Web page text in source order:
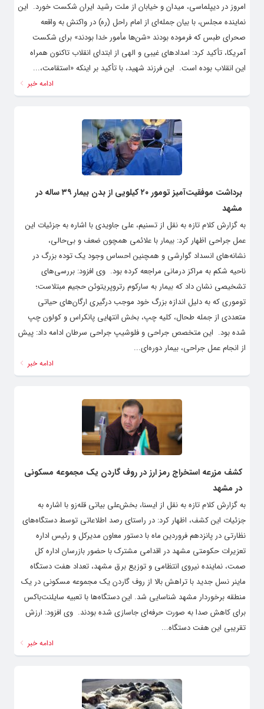
امروز در دیپلماسی، میدان و خیابان از ملت رشید ایران شکست خورد. ‌ این
نماینده مجلس، با بیان جمله‌ای از امام راحل (ره) در واکنش به واقعه
صحرای طبس که فرموده بودند «شن‌ها مأمور خدا بودند» برای شکست
آمریکا، تأکید کرد: امدادهای غیبی و الهی از ابتدای انقلاب تاکنون همراه
این انقلاب بوده است. ‌ این فرزند شهید، با تأکید بر اینکه «استقامت،...
ادامه خبر
برداشت موفقیت‌آمیز تومور ۲۰ کیلویی از بدن بیمار ۳۹ ساله در
مشهد
به گزارش کلام تازه به نقل از تسنیم، علی جاویدی با اشاره به جزئیات این
عمل جراحی اظهار کرد: بیمار با علائمی همچون ضعف و بی‌حالی،
نشانه‌های انسداد گوارشی و همچنین احساس وجود یک توده بزرگ در
ناحیه شکم به مراکز درمانی مراجعه کرده بود. ‌ وی افزود: بررسی‌های
تشخیصی نشان داد که بیمار به سارکوم رتروپریتوئن حجیم مبتلاست؛
توموری که به دلیل اندازه بزرگ خود موجب درگیری ارگان‌های حیاتی
متعددی از جمله طحال، کلیه چپ، بخش انتهایی پانکراس و کولون چپ
شده بود. ‌ این متخصص جراحی و فلوشیپ جراحی سرطان ادامه داد: پیش
از انجام عمل جراحی، بیمار دوره‌ای...
ادامه خبر
کشف مزرعه استخراج رمز ارز در روف گاردن یک مجموعه مسکونی
در مشهد
به گزارش کلام تازه به نقل از ایسنا، بخش‌علی بیاتی قله‌زو با اشاره به
جزئیات این کشف، اظهار کرد: در راستای رصد اطلاعاتی توسط دستگاه‌های
نظارتی در پانزدهم فروردین ماه با دستور معاون مدیرکل و رئیس اداره
تعزیرات حکومتی مشهد در اقدامی مشترک با حضور بازرسان اداره کل
صمت، نماینده نیروی انتظامی و توزیع برق مشهد، تعداد هفت دستگاه
ماینر نسل جدید با تراهش بالا از روف گاردن یک مجموعه مسکونی در یک
منطقه برخوردار مشهد شناسایی شد. این دستگاه‌ها با تعبیه سایلنت‌باکس
برای کاهش صدا به‌ صورت حرفه‌ای جاسازی شده بودند. ‌ وی افزود: ارزش
تقریبی این هفت دستگاه...
ادامه خبر